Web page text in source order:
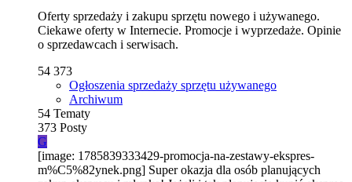
Oferty sprzedaży i zakupu sprzętu nowego i używanego.
Ciekawe oferty w Internecie. Promocje i wyprzedaże. Opinie
o sprzedawcach i serwisach.
54 373
Ogłoszenia sprzedaży sprzętu używanego
Archiwum
54 Tematy
373 Posty
G
[image: 1785839333429-promocja-na-zestawy-ekspres-
m%C5%82ynek.png] Super okazja dla osób planujących